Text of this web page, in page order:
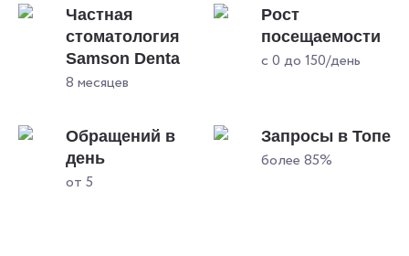
Частная
стоматология
Samson Denta
8 месяцев
Рост
посещаемости
с 0 до 150/день
Обращений в
день
от 5
Запросы в Топе
более 85%